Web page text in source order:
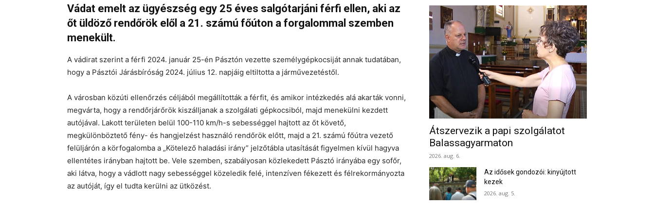
Vádat emelt az ügyészség egy 25 éves salgótarjáni férfi ellen, aki az
őt üldöző rendőrök elől a 21. számú főúton a forgalommal szemben
menekült.
A vádirat szerint a férfi 2024. január 25-én Pásztón vezette személygépkocsiját annak tudatában,
hogy a Pásztói Járásbíróság 2024. július 12. napjáig eltiltotta a járművezetéstől.
A városban közúti ellenőrzés céljából megállították a férfit, és amikor intézkedés alá akarták vonni,
megvárta, hogy a rendőrjárőrök kiszálljanak a szolgálati gépkocsiból, majd menekülni kezdett
autójával. Lakott területen belül 100-110 km/h-s sebességgel hajtott az őt követő,
megkülönböztető fény- és hangjelzést használó rendőrök előtt, majd a 21. számú főútra vezető
felüljárón a körfogalomba a „Kötelező haladási irány” jelzőtábla utasítását figyelmen kívül hagyva
ellentétes irányban hajtott be. Vele szemben, szabályosan közlekedett Pásztó irányába egy sofőr,
aki látva, hogy a vádlott nagy sebességgel közeledik felé, intenzíven fékezett és félrekormányozta
az autóját, így el tudta kerülni az ütközést.
Átszervezik a papi szolgálatot
Balassagyarmaton
2026. aug. 6.
Az idősek gondozói: kinyújtott
kezek
2026. aug. 5.